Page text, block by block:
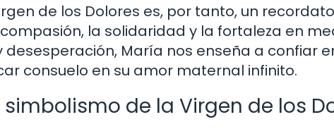
de los Dolores es, por tanto, un
la solidaridad y la fortaleza en
desesperación, María nos enseña a confiar
consuelo en su amor maternal infinito.
de la Virgen de los